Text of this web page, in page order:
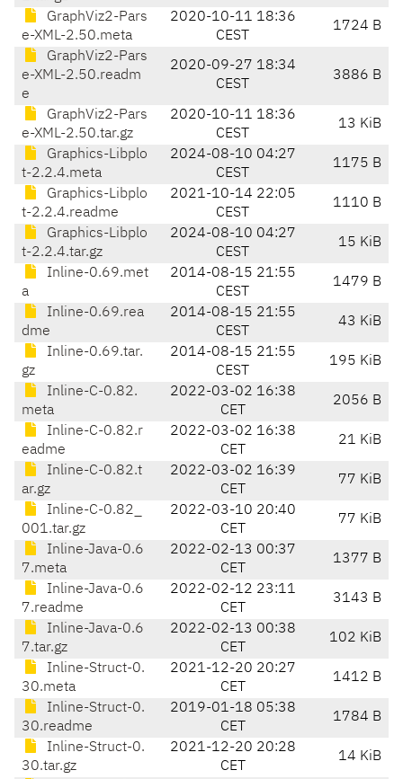
GraphViz2-Pars
e-XML-2.50.meta
2020-10-11 18:36
CEST
1724 B
GraphViz2-Pars
e-XML-2.50.readm
e
2020-09-27 18:34
CEST
3886 B
GraphViz2-Pars
e-XML-2.50.tar.gz
2020-10-11 18:36
CEST
13 KiB
Graphics-Libplo
t-2.2.4.meta
2024-08-10 04:27
CEST
1175 B
Graphics-Libplo
t-2.2.4.readme
2021-10-14 22:05
CEST
1110 B
Graphics-Libplo
t-2.2.4.tar.gz
2024-08-10 04:27
CEST
15 KiB
Inline-0.69.met
a
2014-08-15 21:55
CEST
1479 B
Inline-0.69.rea
dme
2014-08-15 21:55
CEST
43 KiB
Inline-0.69.tar.
gz
2014-08-15 21:55
CEST
195 KiB
Inline-C-0.82.
meta
2022-03-02 16:38
CET
2056 B
Inline-C-0.82.r
eadme
2022-03-02 16:38
CET
21 KiB
Inline-C-0.82.t
ar.gz
2022-03-02 16:39
CET
77 KiB
Inline-C-0.82_
001.tar.gz
2022-03-10 20:40
CET
77 KiB
Inline-Java-0.6
7.meta
2022-02-13 00:37
CET
1377 B
Inline-Java-0.6
7.readme
2022-02-12 23:11
CET
3143 B
Inline-Java-0.6
7.tar.gz
2022-02-13 00:38
CET
102 KiB
Inline-Struct-0.
30.meta
2021-12-20 20:27
CET
1412 B
Inline-Struct-0.
30.readme
2019-01-18 05:38
CET
1784 B
Inline-Struct-0.
30.tar.gz
2021-12-20 20:28
CET
14 KiB